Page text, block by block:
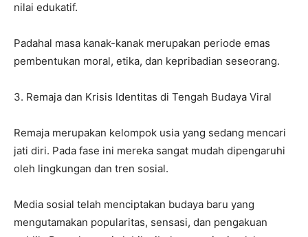
nilai edukatif.
Padahal masa kanak-kanak merupakan periode emas
pembentukan moral, etika, dan kepribadian seseorang.
3. Remaja dan Krisis Identitas di Tengah Budaya Viral
Remaja merupakan kelompok usia yang sedang mencari
jati diri. Pada fase ini mereka sangat mudah dipengaruhi
oleh lingkungan dan tren sosial.
Media sosial telah menciptakan budaya baru yang
mengutamakan popularitas, sensasi, dan pengakuan